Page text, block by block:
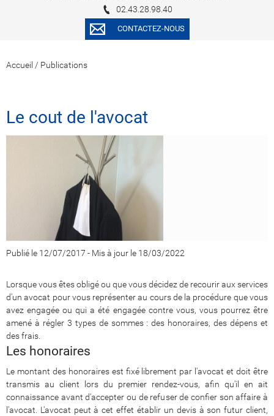
02.43.28.98.40
CONTACTEZ-NOUS
Accueil / Publications
Le cout de l'avocat
Publié le 12/07/2017 - Mis à jour le 18/03/2022
Lorsque vous êtes obligé ou que vous décidez de recourir aux services
d'un avocat pour vous représenter au cours de la procédure que vous
avez engagée ou qui a été engagée contre vous, vous pourrez être
amené à régler 3 types de sommes : des honoraires, des dépens et
des frais.
Les honoraires
Le montant des honoraires est fixé librement par l'avocat et doit être
transmis au client lors du premier rendez-vous, afin qu'il en ait
connaissance avant d'accepter ou de refuser de confier son affaire à
l'avocat. L'avocat peut à cet effet établir un devis à son futur client,